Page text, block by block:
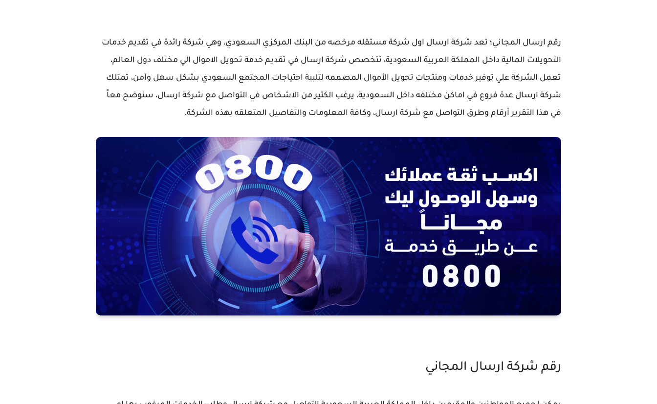
رقم ارسال المجاني؛ تعد شركة ارسال اول شركة مستقله مرخصه من البنك المركزي السعودي، وهي شركة رائدة في تقديم خدمات
التحويلات المالية داخل المملكة العربية السعودية، تتخصص شركة ارسال في تقديم خدمة تحويل الاموال الي مختلف دول العالم،
تعمل الشركة علي توفير خدمات ومنتجات تحويل الأموال المصممه لتلبية احتياجات المجتمع السعودي بشكل سهل وآمن، تمتلك
شركة ارسال عدة فروع في اماكن مختلفه داخل السعودية، يرغب الكثير من الاشخاص في التواصل مع شركة ارسال، سنوضح معاً
في هذا التقرير أرقام وطرق التواصل مع شركة ارسال، وكافة المعلومات والتفاصيل المتعلقه بهذه الشركة.
رقم شركة ارسال المجاني